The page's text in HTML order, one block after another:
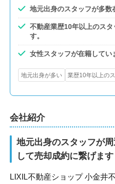
地元出身のスタッフが多数
不動産業歴10年以上のス
す。
女性スタッフが在籍してい
地元出身が多い 業歴10年以上の
会社紹介
地元出身のスタッフが
して売却成約に繋げます
LIXIL不動産ショップ 小金井